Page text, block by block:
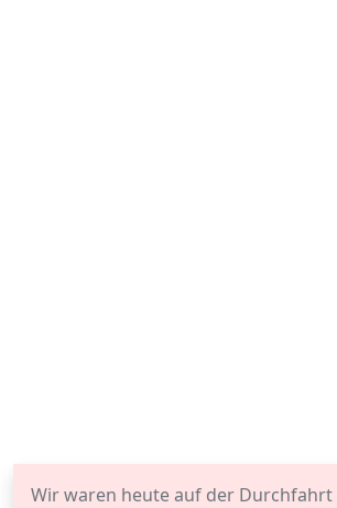
Wir waren heute auf der Durchfahrt